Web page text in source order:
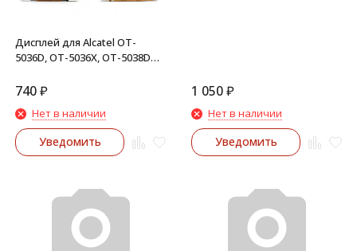
Дисплей для Alcatel OT-
5036D, OT-5036X, OT-5038D
740₽
Нет в наличии
Уведомить
1 050₽
Нет в наличии
Уведомить